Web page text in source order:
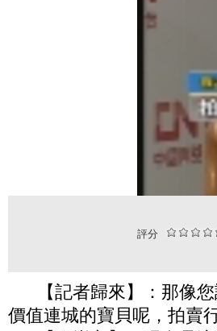
評分
【記者歸來】：那像您
價值連城的寶貝呢，拍賣